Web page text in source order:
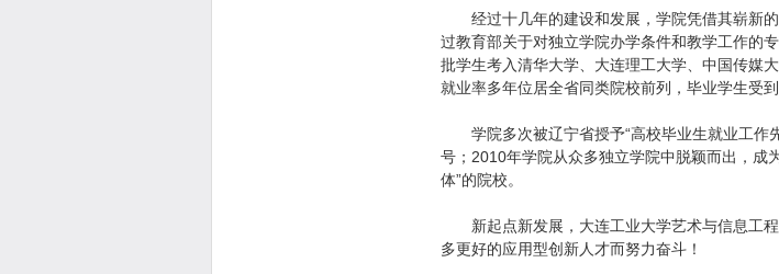
经过十几年的建设和发展，学院凭借其崭新的
过教育部关于对独立学院办学条件和教学工作的
批学生考入清华大学、大连理工大学、中国传媒
就业率多年位居全省同类院校前列，毕业学生受
学院多次被辽宁省授予“高校毕业生就业工作
号；2010年学院从众多独立学院中脱颖而出，成
体”的院校。
新起点新发展，大连工业大学艺术与信息工程
多更好的应用型创新人才而努力奋斗！